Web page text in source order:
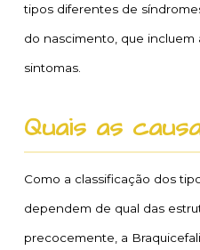
tipos diferentes de
do nascimento, que
sintomas.
Quais as
Como a classificação dos
dependem de qual das
precocemente, a